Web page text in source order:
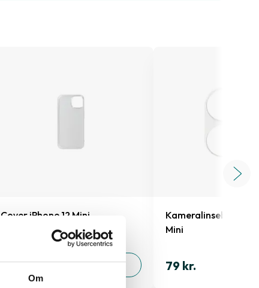
Om
Cover iPhone 12 Mini
129 kr. TILFØJ
Mini
79 kr.